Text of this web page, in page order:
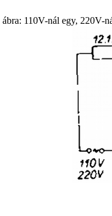
ábra: 110V-nál egy, 220V-